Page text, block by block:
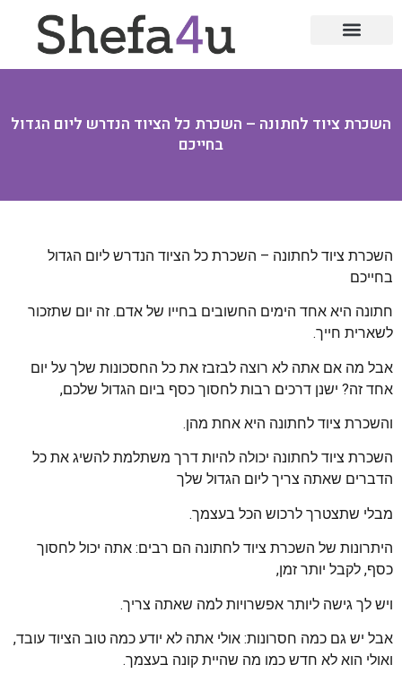
השכרת ציוד לחתונה – השכרת כל הציוד הנדרש ליום הגדול
בחייכם
השכרת ציוד לחתונה – השכרת כל הציוד הנדרש ליום הגדול
בחייכם
חתונה היא אחד הימים החשובים בחייו של אדם. זה יום שתזכור
לשארית חייך.
אבל מה אם אתה לא רוצה לבזבז את כל החסכונות שלך על יום
אחד זה? ישנן דרכים רבות לחסוך כסף ביום הגדול שלכם,
והשכרת ציוד לחתונה היא אחת מהן.
השכרת ציוד לחתונה יכולה להיות דרך משתלמת להשיג את כל
הדברים שאתה צריך ליום הגדול שלך
מבלי שתצטרך לרכוש הכל בעצמך.
היתרונות של השכרת ציוד לחתונה הם רבים: אתה יכול לחסוך
כסף, לקבל יותר זמן,
ויש לך גישה ליותר אפשרויות למה שאתה צריך.
אבל יש גם כמה חסרונות: אולי אתה לא יודע כמה טוב הציוד עובד,
ואולי הוא לא חדש כמו מה שהיית קונה בעצמך.